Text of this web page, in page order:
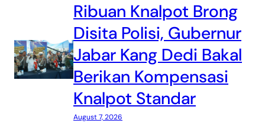
Ribuan Knalpot Brong
Disita Polisi, Gubernur
Jabar Kang Dedi Bakal
Berikan Kompensasi
Knalpot Standar
August 7, 2026